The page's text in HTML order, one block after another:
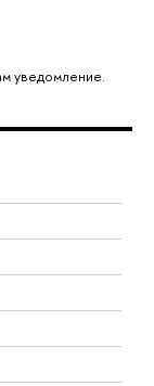
уведомление.